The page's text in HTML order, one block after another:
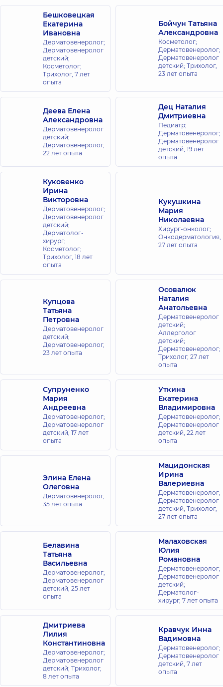
Бешковецкая
Екатерина
Ивановна
Дерматовенеролог;
Дерматовенеролог
детский;
Косметолог;
Трихолог, 7 лет
опыта
Бойчун Татьяна
Александровна
Косметолог;
Дерматовенеролог;
Дерматовенеролог
детский; Трихолог,
23 лет опыта
Деева Елена
Александровна
Дерматовенеролог
детский;
Дерматовенеролог,
22 лет опыта
Дец Наталия
Дмитриевна
Педиатр;
Дерматовенеролог;
Дерматовенеролог
детский, 19 лет
опыта
Куковенко
Ирина
Викторовна
Дерматовенеролог;
Дерматовенеролог
детский;
Дерматолог-
хирург;
Косметолог;
Трихолог, 18 лет
опыта
Кукушкина
Мария
Николаевна
Хирург-онколог;
Онкодерматология,
27 лет опыта
Купцова
Татьяна
Петровна
Дерматовенеролог
детский;
Дерматовенеролог,
23 лет опыта
Осовалюк
Наталия
Анатольевна
Дерматовенеролог
детский;
Аллерголог
детский;
Дерматовенеролог;
Трихолог, 27 лет
опыта
Супруненко
Мария
Андреевна
Дерматовенеролог;
Дерматовенеролог
детский, 17 лет
опыта
Уткина
Екатерина
Владимировна
Дерматовенеролог;
Дерматовенеролог
детский, 22 лет
опыта
Элина Елена
Олеговна
Дерматовенеролог,
35 лет опыта
Мацидонская
Ирина
Валериевна
Дерматовенеролог;
Дерматовенеролог
детский; Трихолог,
27 лет опыта
Белавина
Татьяна
Васильевна
Дерматовенеролог;
Дерматовенеролог
детский, 25 лет
опыта
Малаховская
Юлия
Романовна
Дерматовенеролог;
Дерматовенеролог
детский;
Дерматолог-
хирург, 7 лет опыта
Дмитриева
Лилия
Константиновна
Дерматовенеролог;
Дерматовенеролог
детский; Трихолог,
8 лет опыта
Кравчук Инна
Вадимовна
Дерматовенеролог;
Дерматовенеролог
детский, 7 лет
опыта